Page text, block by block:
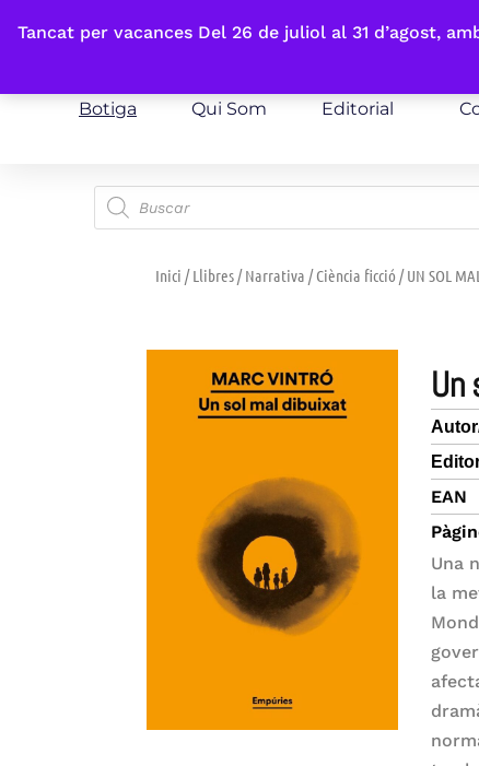
Tancat per vacances Del 26 de juliol al 31 d’agost,
Fes-te'n sòcia
Botiga Qui Som Editorial
Inici /Llibres/Narrativa /Ciència ficció / UN SOL
EAN
Una
la